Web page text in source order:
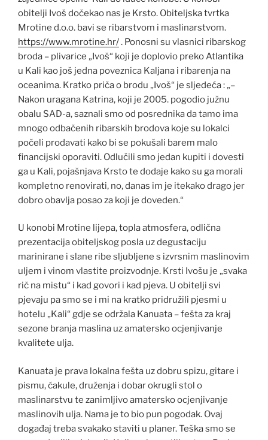
obitelji Ivoš dočekao nas je Krsto. Obiteljska tvrtka
Mrotine d.o.o. bavi se ribarstvom i maslinarstvom.
https://www.mrotine.hr/. Ponosni su vlasnici ribarskog
broda – plivarice „Ivoš“ koji je doplovio preko Atlantika
u Kali kao još jedna poveznica Kaljana i ribarenja na
oceanima. Kratko priča o brodu „Ivoš“ je sljedeća : „–
Nakon uragana Katrina, koji je 2005. pogodio južnu
obalu SAD-a, saznali smo od posrednika da tamo ima
mnogo odbačenih ribarskih brodova koje su lokalci
počeli prodavati kako bi se pokušali barem malo
financijski oporaviti. Odlučili smo jedan kupiti i dovesti
ga u Kali, pojašnjava Krsto te dodaje kako su ga morali
kompletno renovirati, no, danas im je itekako drago jer
dobro obavlja posao za koji je doveden.“
U konobi Mrotine lijepa, topla atmosfera, odlična
prezentacija obiteljskog posla uz degustaciju
marinirane i slane ribe sljubljene s izvrsnim maslinovim
uljem i vinom vlastite proizvodnje. Krsti Ivošu je „svaka
rič na mistu“ i kad govori i kad pjeva. U obitelji svi
pjevaju pa smo se i mi na kratko pridružili pjesmi u
hotelu „Kali“ gdje se održala Kanuata – fešta za kraj
sezone branja maslina uz amatersko ocjenjivanje
kvalitete ulja.
Kanuata je prava lokalna fešta uz dobru spizu, gitare i
pismu, ćakule, druženja i dobar okrugli stol o
maslinarstvu te zanimljivo amatersko ocjenjivanje
maslinovih ulja. Nama je to bio pun pogodak. Ovaj
događaj treba svakako staviti u planer. Teška smo se